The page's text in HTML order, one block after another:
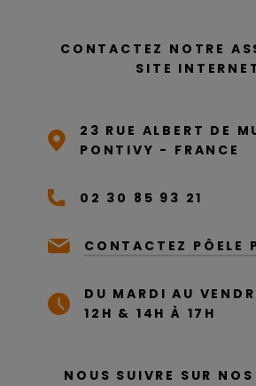
CONTACTEZ NOTRE
SITE
23 RUE ALBERT DE
PONTIVY - FRANCE
02 30 85 93 21
CONTACTEZ PÔELE
DU MARDI AU
12H & 14H À 17H
NOUS SUIVRE SUR NOS